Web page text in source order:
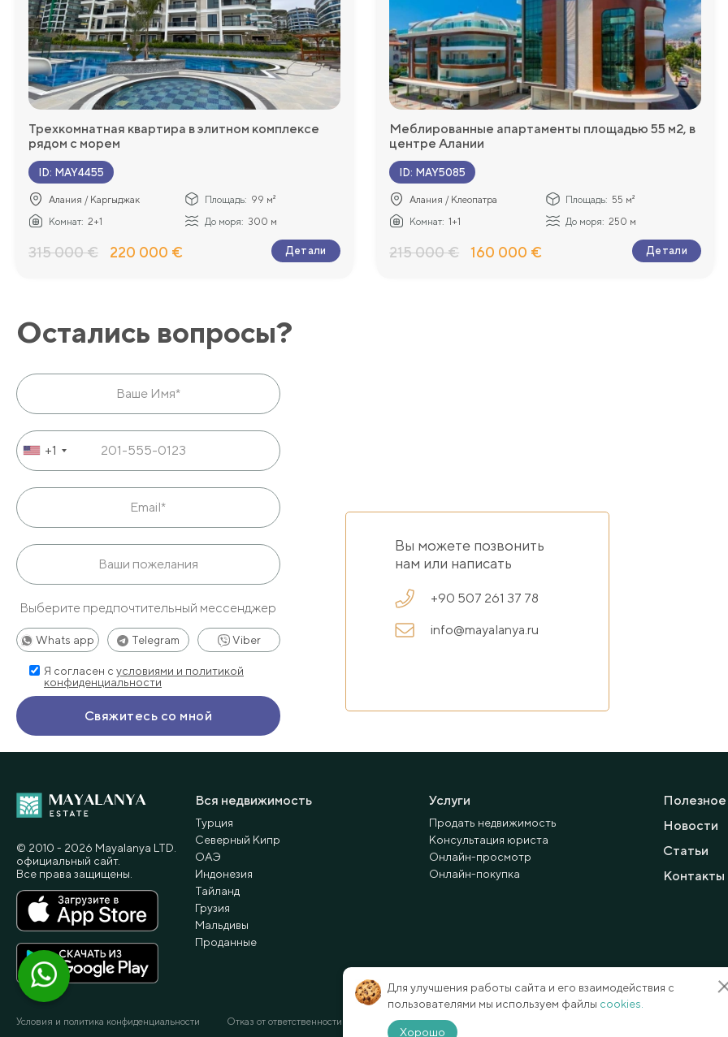
Трехкомнатная квартира в элитном комплексе
рядом с морем
ID: MAY4455
Алания / Каргыджак Площадь: 99 м²
Комнат: 2+1 До моря: 300 м
315 000 € 220 000 € Детали
Меблированные апартаменты площадью 55 м2, в
центре Алании
ID: MAY5085
Алания / Клеопатра Площадь: 55 м²
Комнат: 1+1 До моря: 250 м
215 000 € 160 000 € Детали
Остались вопросы?
+1
Выберите предпочтительный мессенджер
Whats app Telegram Viber
Я согласен с условиями и политикой
конфиденциальности
Вы можете позвонить
нам или написать
+90 507 261 37 78
info@mayalanya.ru
Вся недвижимость
Турция
Северный Кипр
ОАЭ
Индонезия
Тайланд
Грузия
Мальдивы
Проданные
Услуги
Продать недвижимость
Консультация юриста
Онлайн-просмотр
Онлайн-покупка
Полезное
Новости
Статьи
Контакты
© 2010 - 2026 Мayalanya LTD.
официальный сайт.
Все права защищены.
Условия и политика конфиденциальности Отказ от ответственности Способы оплаты
Для улучшения работы сайта и его взаимодействия с
пользователями мы используем файлы cookies.
Хорошо